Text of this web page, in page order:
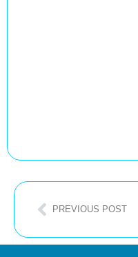
PREVIOUS POST